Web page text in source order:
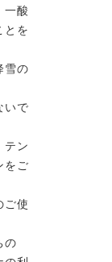
一酸
とを
雪の
いで
テン
をご
ご使
の